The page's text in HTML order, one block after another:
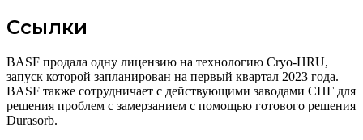
Ссылки
BASF продала одну лицензию на технологию Cryo-HRU,
запуск которой запланирован на первый квартал 2023 года.
BASF также сотрудничает с действующими заводами СПГ для
решения проблем с замерзанием с помощью готового решения
Durasorb.